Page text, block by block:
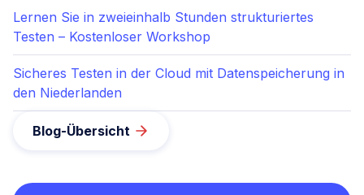
Lernen Sie in zweieinhalb Stunden strukturiertes
Testen – Kostenloser Workshop
Sicheres Testen in der Cloud mit Datenspeicherung in
den Niederlanden
Blog-Übersicht